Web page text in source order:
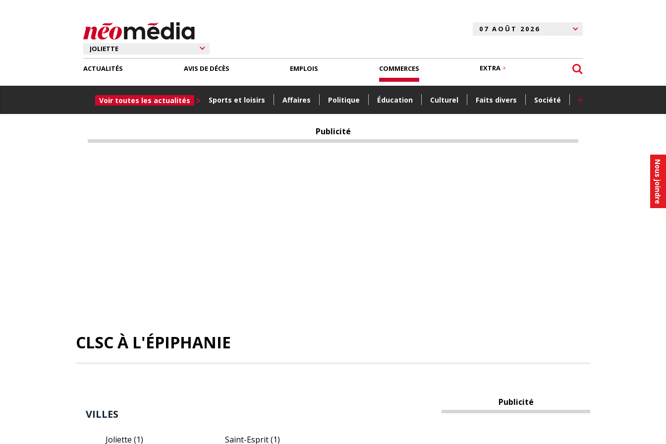
Nous joindre
ACTUALITÉS
Voir toutes les actualités Sports et loisirs Affaires Politique Éducation Culturel Faits divers Société +
AVIS DE DÉCÈS EMPLOIS COMMERCES EXTRA
Publicité
CLSC À L'ÉPIPHANIE
VILLES
Joliette (1)
Saint-Esprit(1)
Publicité